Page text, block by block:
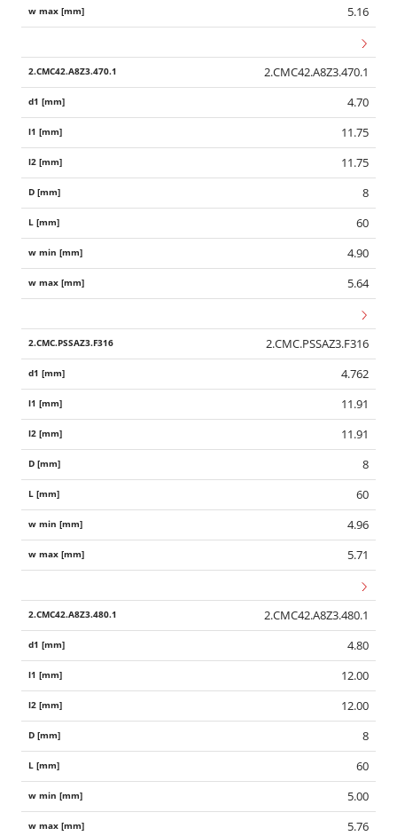
5.16
2.CMC42.A8Z3.470.1
4.70
11.75
11.75
8
60
4.90
5.64
2.CMC.PSSAZ3.F316
4.762
11.91
11.91
8
60
4.96
5.71
2.CMC42.A8Z3.480.1
4.80
12.00
12.00
8
60
5.00
5.76